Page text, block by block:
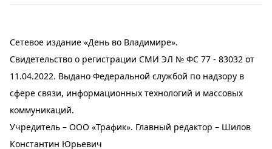
Сетевое издание «День во Владимире».
Свидетельство о регистрации СМИ ЭЛ № ФС 77 - 83032 от
11.04.2022. Выдано Федеральной службой по надзору в
сфере связи, информационных технологий и массовых
коммуникаций.
Учредитель – ООО «Трафик». Главный редактор – Шилов
Константин Юрьевич